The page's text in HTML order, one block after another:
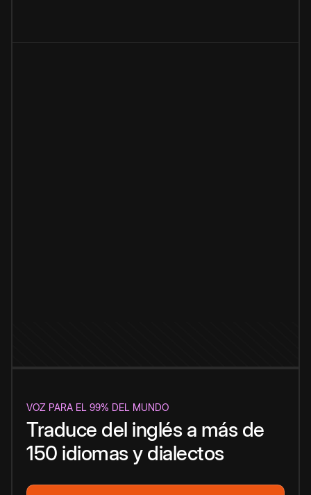
VOZ PARA EL 99% DEL MUNDO
Traduce del inglés a más de
150 idiomas y dialectos